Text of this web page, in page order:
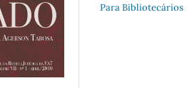
Para Bibliotecários